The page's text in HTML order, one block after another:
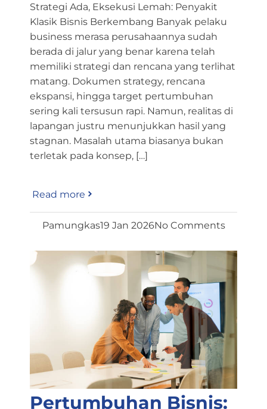
Strategi Ada, Eksekusi Lemah: Penyakit
Klasik Bisnis Berkembang Banyak pelaku
business merasa perusahaannya sudah
berada di jalur yang benar karena telah
memiliki strategi dan rencana yang terlihat
matang. Dokumen strategy, rencana
ekspansi, hingga target pertumbuhan
sering kali tersusun rapi. Namun, realitas di
lapangan justru menunjukkan hasil yang
stagnan. Masalah utama biasanya bukan
terletak pada konsep, […]
Read more
Pamungkas19 Jan 2026No Comments
Pertumbuhan Bisnis: